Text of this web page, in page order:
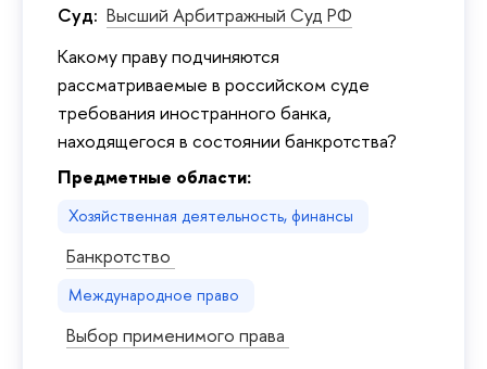
Суд: Высший Арбитражный Суд РФ
Kакому праву подчиняются
рассматриваемые в российском суде
требования иностранного банка,
находящегося в состоянии банкротства?
Предметные области:
Хозяйственная деятельность, финансы
Банкротство
Международное право
Выбор применимого права